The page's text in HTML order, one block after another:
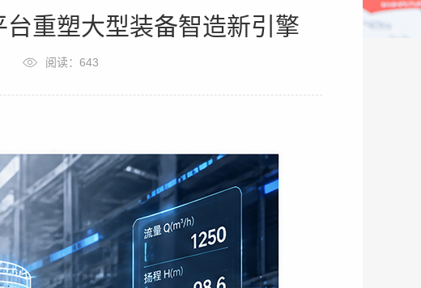
重塑大型装备智造新引擎
阅读：643